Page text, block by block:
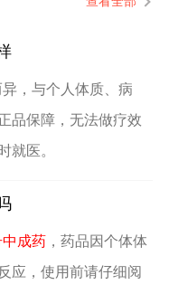
，与个人体质、病
品保障，无法做疗效
就医。
中成药，药品因个体体
应，使用前请仔细阅